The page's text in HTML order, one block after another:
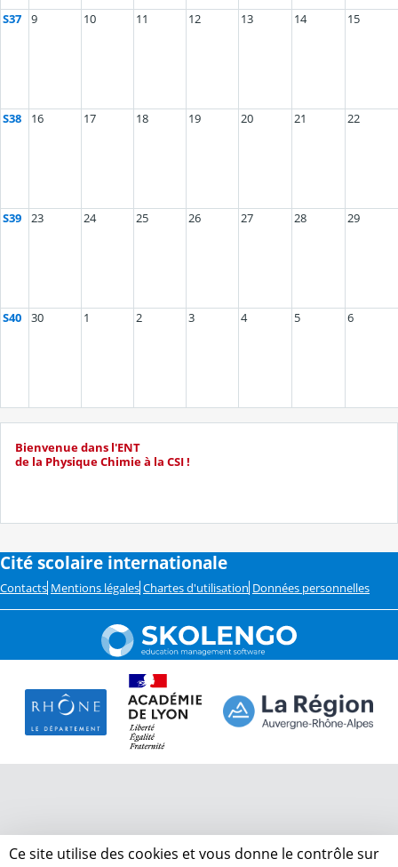
S37 9 10 11 12 13 14 15
S38 16 17 18 19 20 21 22
S39 23 24 25 26 27 28 29
S40 30 1 2 3 4 5 6
Bienvenue dans l'ENT
de la Physique Chimie à la CSI !
Cité scolaire internationale
Contacts Mentions légales Chartes d'utilisation Données personnelles
Ce site utilise des cookies et vous donne le contrôle sur